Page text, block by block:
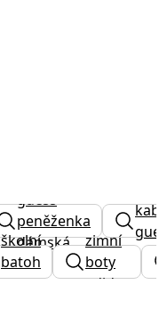
guess
peněženka
dámská
školní
batoh
puma
zimní
boty
adidas